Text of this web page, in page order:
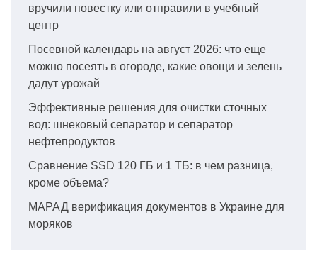
вручили повестку или отправили в учебный
центр
Посевной календарь на август 2026: что еще
можно посеять в огороде, какие овощи и зелень
дадут урожай
Эффективные решения для очистки сточных
вод: шнековый сепаратор и сепаратор
нефтепродуктов
Сравнение SSD 120 ГБ и 1 ТБ: в чем разница,
кроме объема?
МАРАД верификация документов в Украине для
моряков